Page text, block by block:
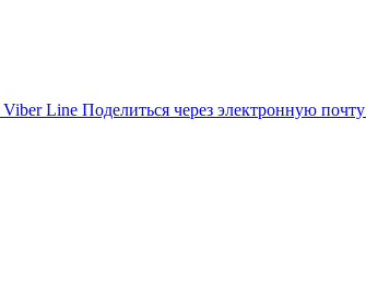
Viber Line Поделиться через электронную почту